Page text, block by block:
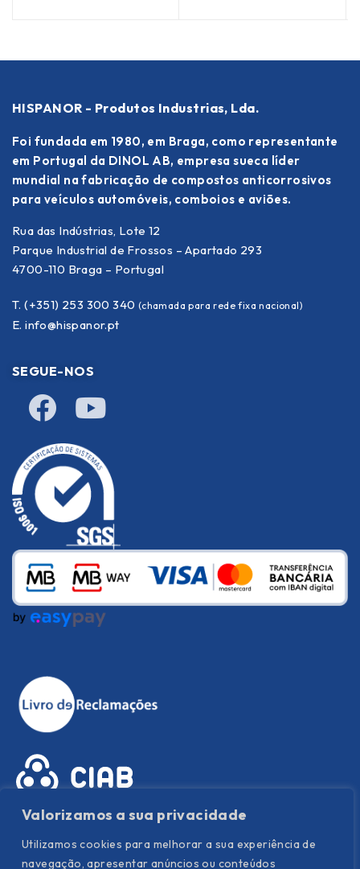
Valorizamos a sua privacidade
Utilizamos cookies para melhorar a sua experiência de
navegação, apresentar anúncios ou conteúdos
HISPANOR - Produtos Industrias, Lda.
Foi fundada em 1980, em Braga, como representante
em Portugal da DINOL AB, empresa sueca líder
mundial na fabricação de compostos anticorrosivos
para veículos automóveis, comboios e aviões.
Rua das Indústrias, Lote 12
Parque Industrial de Frossos – Apartado 293
4700-110 Braga – Portugal
T. (+351) 253 300 340 (chamada para rede fixa nacional)
E. info@hispanor.pt
SEGUE-NOS